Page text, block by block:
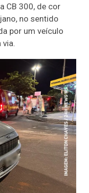
CB 300, de cor
no sentido
por um veículo
via.